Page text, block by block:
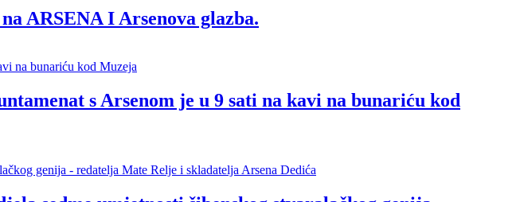
ARSENA I Arsenova glazba.
s Arsenom je u 9 sati na kavi na bunariću kod